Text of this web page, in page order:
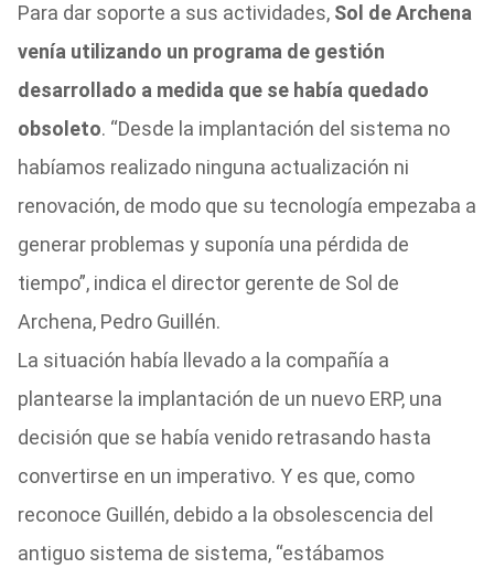
Para dar soporte a sus actividades, Sol de Archena
venía utilizando un programa de gestión
desarrollado a medida que se había quedado
obsoleto. “Desde la implantación del sistema no
habíamos realizado ninguna actualización ni
renovación, de modo que su tecnología empezaba a
generar problemas y suponía una pérdida de
tiempo”, indica el director gerente de Sol de
Archena, Pedro Guillén.
La situación había llevado a la compañía a
plantearse la implantación de un nuevo ERP, una
decisión que se había venido retrasando hasta
convertirse en un imperativo. Y es que, como
reconoce Guillén, debido a la obsolescencia del
antiguo sistema de sistema, “estábamos